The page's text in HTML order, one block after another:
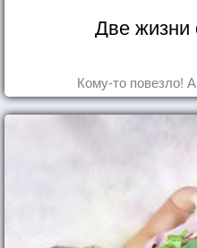
Две жизни
Кому-то повезло!